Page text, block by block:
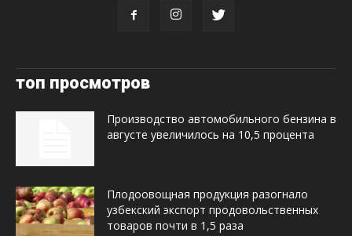
топ просмотров
Производство автомобильного бензина в
августе увеличилось на 10,5 процента
Плодоовощная продукция разогнало
узбекский экспорт продовольственных
товаров почти в 1,5 раза